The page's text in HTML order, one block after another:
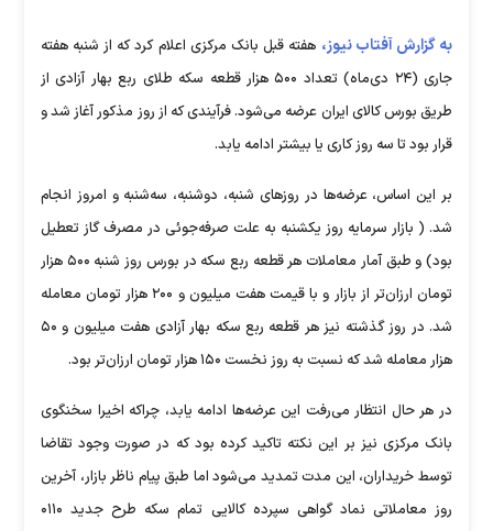
به گزارش آفتاب نیوز، هفته قبل بانک مرکزی اعلام کرد که از شنبه هفته
جاری (۲۴ دی‌ماه) تعداد ۵۰۰ هزار قطعه سکه طلای ربع بهار آزادی از
طریق بورس کالای ایران عرضه می‌شود. فرآیندی که از روز مذکور آغاز شد و
قرار بود تا سه روز کاری یا بیشتر ادامه یابد.
بر این اساس، عرضه‌ها در روزهای شنبه، دوشنبه، سه‌شنبه و امروز انجام
شد. ( بازار سرمایه روز یکشنبه به علت صرفه‌جوئی در مصرف گاز تعطیل
بود) و طبق آمار معاملات هر قطعه ربع سکه در بورس روز شنبه ۵۰۰ هزار
تومان ارزان‌تر از بازار و با قیمت هفت میلیون و ۲۰۰ هزار تومان معامله
شد. در روز گذشته نیز هر قطعه ربع سکه بهار آزادی هفت میلیون و ۵۰
هزار معامله شد که نسبت به روز نخست ۱۵۰ هزار تومان ارزان‌تر بود.
در هر حال انتظار می‌رفت این عرضه‌ها ادامه یابد، چراکه اخیرا سخنگوی
بانک مرکزی نیز بر این نکته تاکید کرده بود که در صورت وجود تقاضا
توسط خریداران، این مدت تمدید می‌شود اما طبق پیام ناظر بازار، آخرین
روز معاملاتی نماد گواهی سپرده کالایی تمام سکه طرح جدید ۰۱۱۰